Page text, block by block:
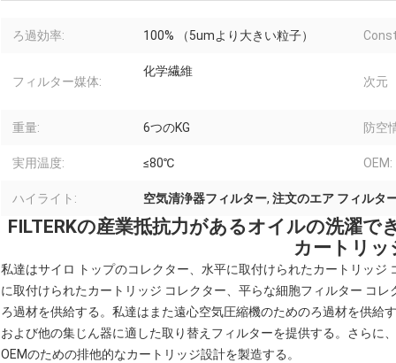
ろ過効率: 100% （5umより大きい粒子）
フィルター媒体:
化学繊維
次元
重量: 6つのKG 防空
実用温度: ≤80℃ OEM:
ハイライト: 空気清浄器フィルター, 注文のエア フィルタ
FILTERKの産業抵抗力があるオイルの洗濯
カートリッ
私達はサイロ トップのコレクター、水平に取付けられたカートリッ
に取付けられたカートリッジ コレクター、平らな細胞フィルター コ
ろ過材を供給する。私達はまた遠心空気圧縮機のためのろ過材を供給
および他の集じん器に適した取り替えフィルターを提供する。さらに
OEMのための排他的なカートリッジ設計を製造する。